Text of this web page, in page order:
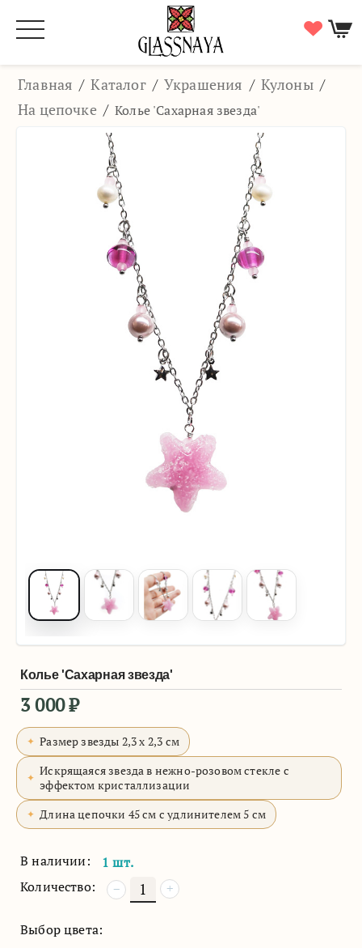
Главная / Каталог / Украшения / Кулоны /
На цепочке / Колье 'Сахарная звезда'
Колье 'Сахарная звезда'
3 000₽
Размер звезды 2,3 х 2,3 см
Искрящаяся звезда в нежно-розовом стекле с
эффектом кристаллизации
Длина цепочки 45 см с удлинителем 5 см
В наличии:
1 шт.
Количество:
+
−
Выбор цвета: